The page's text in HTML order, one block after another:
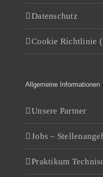
Datenschutz
Cookie Richtlinie
Allgemeine Informationen
Unsere Partner
Jobs –
Praktikum